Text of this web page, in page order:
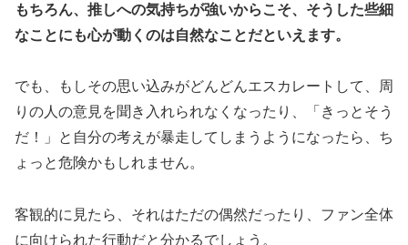
もちろん、推しへの気持ちが強いからこそ、そうした些細
なことにも心が動くのは自然なことだといえます。
でも、もしその思い込みがどんどんエスカレートして、周
りの人の意見を聞き入れられなくなったり、「きっとそう
だ！」と自分の考えが暴走してしまうようになったら、ち
ょっと危険かもしれません。
客観的に見たら、それはただの偶然だったり、ファン全体
に向けられた行動だと分かるでしょう。